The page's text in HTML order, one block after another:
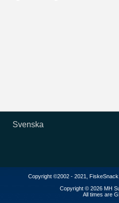
Svenska
Copyright ©2002 - 2021,
Copyright © 2026 MH
All times are